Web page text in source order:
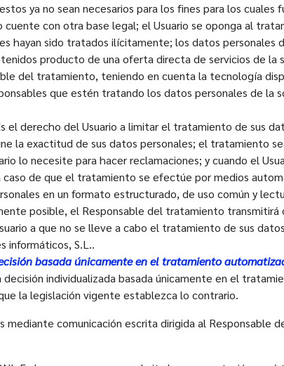
ya no sean necesarios para los fines para los
con otra base legal; el Usuario se oponga al
hayan sido tratados ilícitamente; los datos personales
producto de una oferta directa de servicios de la
del tratamiento, teniendo en cuenta la tecnología
que estén tratando los datos personales de la
el derecho del Usuario a limitar el tratamiento de sus
la exactitud de sus datos personales; el tratamiento
lo necesite para hacer reclamaciones; y cuando el
de que el tratamiento se efectúe por medios
en un formato estructurado, de uso común y
posible, el Responsable del tratamiento
a que no se lleve a cabo el tratamiento de sus
informáticos, S.L..
basada únicamente en el tratamiento
individualizada basada únicamente en el
la legislación vigente establezca lo contrario.
mediante comunicación escrita dirigida al Responsable